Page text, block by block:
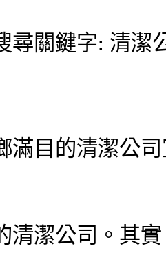
尋關鍵字: 清潔
滿目的清潔公司
清潔公司 。其